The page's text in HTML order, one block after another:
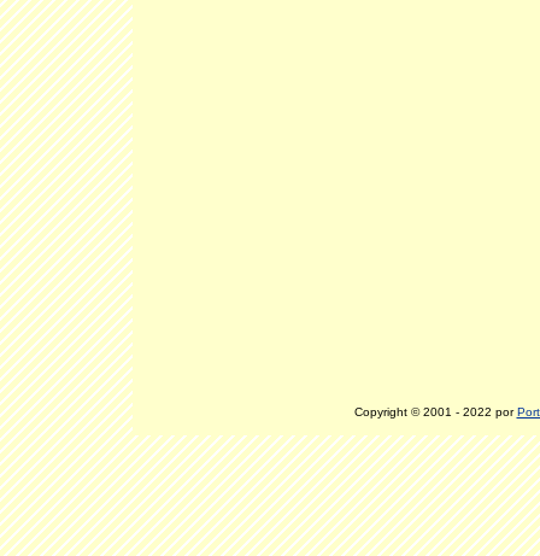
Copyright © 2001 - 2022 por